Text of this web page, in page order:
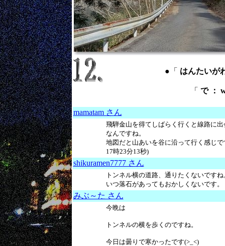
●「 はんたいが
「 で ：
mamatam さん
飛騨金山を得てしばらく行くと線路に
なんですね。
地図だと山あいを谷に沿って行く感じ
17時23分13秒)
shikuramen7777 さん
トンネル横の道路、通りたくないですね
いつ落石があってもおかしくないです
みぶ～た さん
今晩は
トンネルの横を歩くのですね。
今日は曇りで寒かったです(>_<)